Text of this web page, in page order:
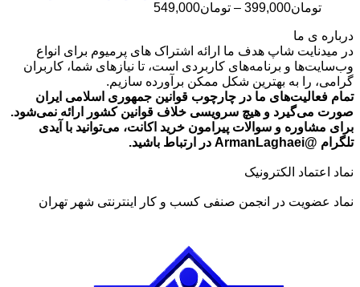
تومان399,000
– تومان549,000
تا
تومان549,000
درباره ی ما
در میدنایت شاپ هدف ما ارائه اشتراک های پرمیوم برای انواع
وب‌سایت‌ها و برنامه‌های کاربردی است، تا نیازهای شما، کاربران
گرامی، را به بهترین شکل ممکن برآورده سازیم.
تمام فعالیت‌های ما در چارچوب قوانین جمهوری اسلامی ایران
صورت می‌گیرد و هیچ سرویسی خلاف قوانین کشور ارائه نمی‌شود.
برای مشاوره و سوالات پیرامون خرید اکانت، می‌توانید با آیدی
تلگرام @ArmanLaghaei در ارتباط باشید.
نماد اعتماد الکترونیک
نماد عضویت در انجمن صنفی کسب و کار اینترنتی شهر تهران